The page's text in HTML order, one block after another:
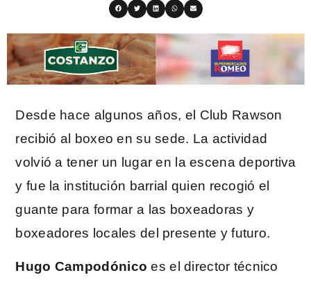
Desde hace algunos años, el Club Rawson
recibió al boxeo en su sede. La actividad
volvió a tener un lugar en la escena deportiva
y fue la institución barrial quien recogió el
guante para formar a las boxeadoras y
boxeadores locales del presente y futuro.
Hugo Campodónico es el director técnico